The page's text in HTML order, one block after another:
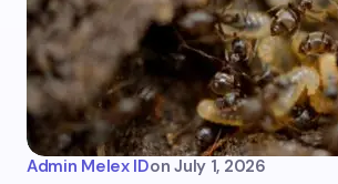
Admin Melex IDon July 1, 2026